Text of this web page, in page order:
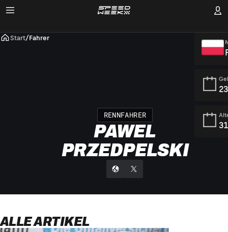
Start/Fahrer
RENNFAHRER
PAWEL
PRZEDPELSKI
31
ALLE ARTIKEL